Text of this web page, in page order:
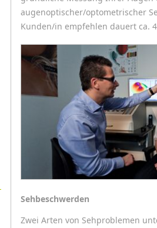
augenoptischer/optometrischer
Kunden/in empfehlen dauert ca.
Sehbeschwerden
Zwei Arten von Sehproblemen